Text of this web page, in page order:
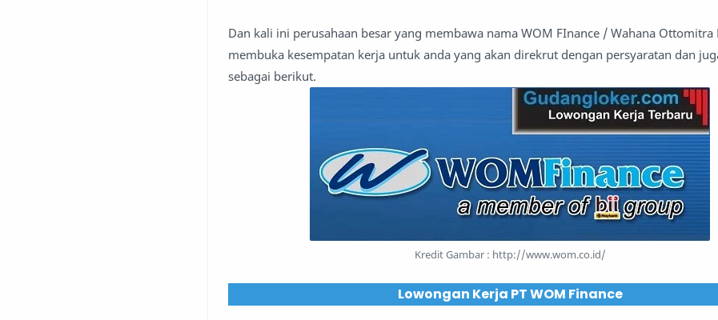
Dan kali ini perusahaan besar yang membawa nama WOM FInance / Wahana
membuka kesempatan kerja untuk anda yang akan direkrut dengan persyaratan dan
sebagai berikut.
Kredit Gambar : http://www.wom.co.id/
Lowongan Kerja PT WOM Finance